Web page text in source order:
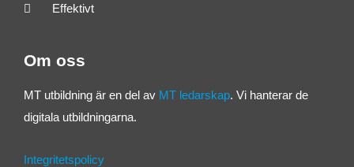
Effektivt
Om oss
MT utbildning är en del av MT ledarskap. Vi hanterar de
digitala utbildningarna.
Integritetspolicy